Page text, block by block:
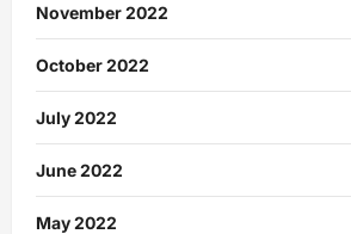
November 2022
October 2022
July 2022
June 2022
May 2022